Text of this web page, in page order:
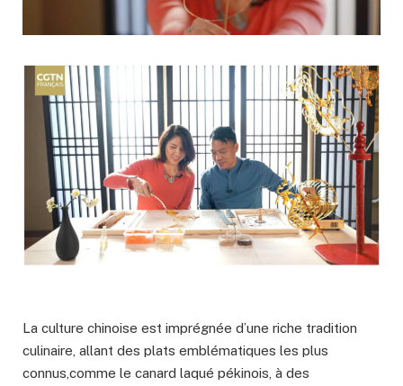
La culture chinoise est imprégnée d’une riche tradition
culinaire, allant des plats emblématiques les plus
connus,comme le canard laqué pékinois, à des